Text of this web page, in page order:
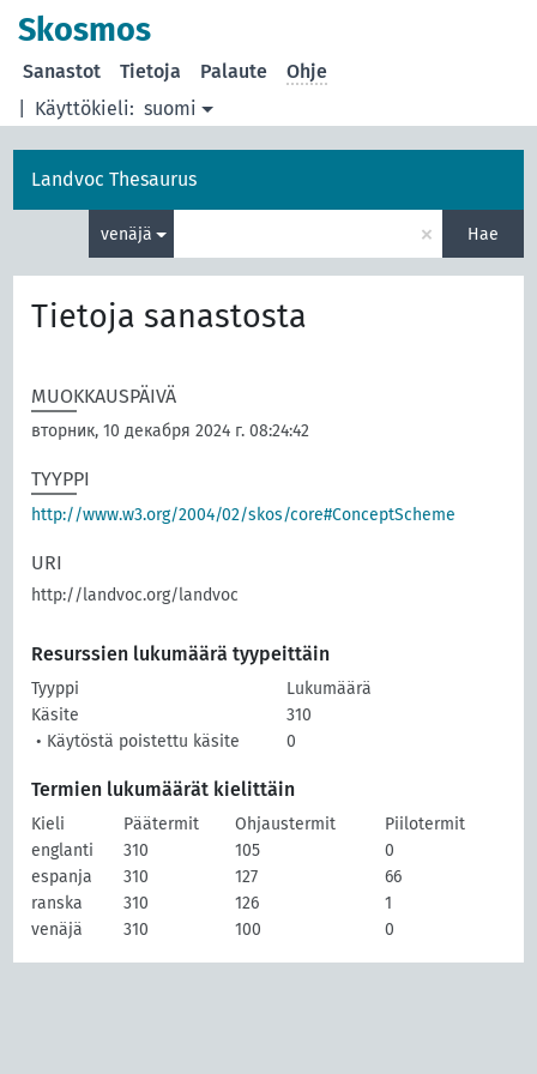
Skosmos
Käyttökieli: suomi
Sanastot Tietoja Palaute Ohje
Landvoc Thesaurus
venäjä × Hae
Tietoja sanastosta
MUOKKAUSPÄIVÄ
вторник, 10 декабря 2024 г. 08:24:42
TYYPPI
http://www.w3.org/2004/02/skos/core#ConceptScheme
URI
http://landvoc.org/landvoc
Resurssien lukumäärä tyypeittäin
Tyyppi
Lukumäärä
Käsite
310
• Käytöstä poistettu käsite
0
Termien lukumäärät kielittäin
Kieli Päätermit Ohjaustermit
Piilotermit
englanti
310 105
0
espanja
310 127
66
ranska
310 126
1
venäjä
310 100 0